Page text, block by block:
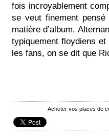
fois incroyablement
se veut finement
matière d’album.
typiquement floydiens
les fans, on se dit que
Acheter vos places de